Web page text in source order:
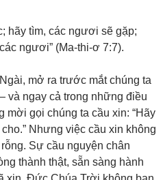
hãy tìm, các ngươi sẽ gặp;
ngươi” (Ma-thi-ơ 7:7).
mở ra trước mắt chúng ta
ngay cả trong những điều
mời gọi chúng ta cầu xin: “Hãy
Nhưng việc cầu xin không
Sự cầu nguyện chân
thành thật, sẵn sàng hành